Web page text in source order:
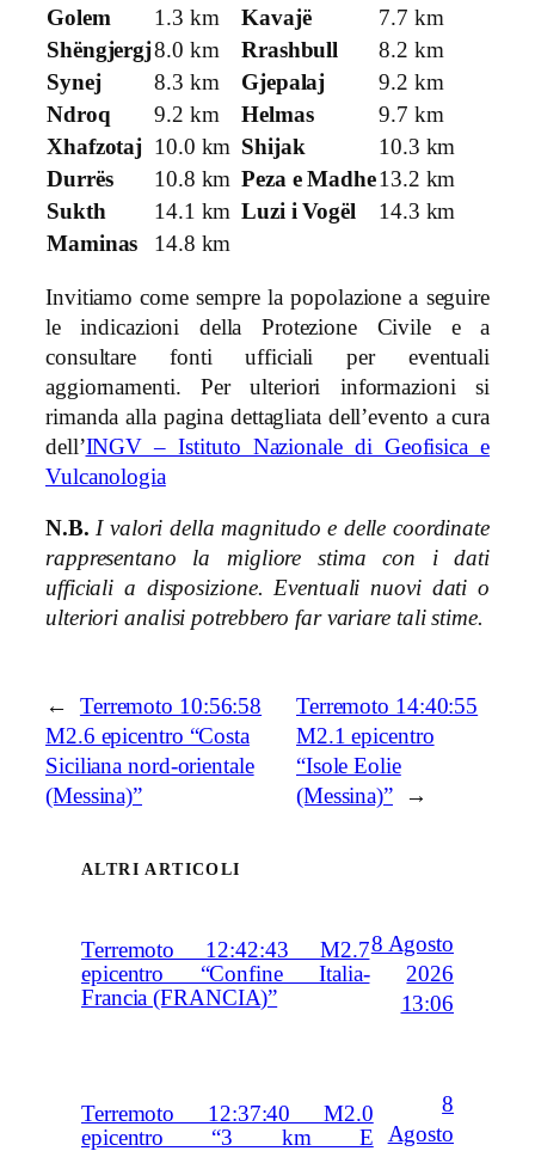
Golem
1.3 km Kavajë
7.7 km
Shëngjergj8.0 km Rrashbull
8.2 km
Synej
8.3 km Gjepalaj
9.2 km
Ndroq
9.2 km Helmas
9.7 km
Xhafzotaj 10.0 km Shijak
10.3 km
Durrës
10.8 km Peza e Madhe13.2 km
Sukth
14.1 km Luzi i Vogël
14.3 km
Maminas
14.8 km
Invitiamo come sempre la popolazione a seguire
le indicazioni della Protezione Civile e a
consultare fonti ufficiali per eventuali
aggiornamenti. Per ulteriori informazioni si
rimanda alla pagina dettagliata dell’evento a cura
dell’INGV – Istituto Nazionale di Geofisica e
Vulcanologia
N.B. I valori della magnitudo e delle coordinate
rappresentano la migliore stima con i dati
ufficiali a disposizione. Eventuali nuovi dati o
ulteriori analisi potrebbero far variare tali stime.
←
Terremoto 10:56:58
M2.6 epicentro “Costa
Siciliana nord-orientale
(Messina)”
Terremoto 14:40:55
M2.1 epicentro
“Isole Eolie
(Messina)”
→
ALTRI ARTICOLI
Terremoto 12:42:43 M2.7
epicentro “Confine Italia-
Francia (FRANCIA)”
8 Agosto
2026
13:06
Terremoto 12:37:40 M2.0
epicentro “3 km E
8
Agosto